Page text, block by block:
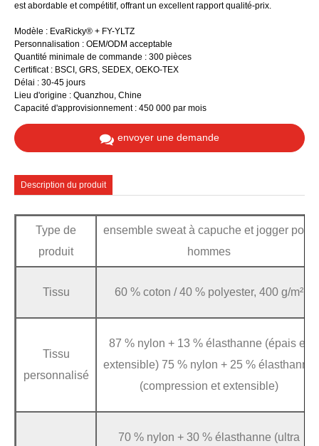
est abordable et compétitif, offrant un excellent rapport qualité-prix.
Modèle : EvaRicky® + FY-YLTZ
Personnalisation : OEM/ODM acceptable
Quantité minimale de commande : 300 pièces
Certificat : BSCI, GRS, SEDEX, OEKO-TEX
Délai : 30-45 jours
Lieu d'origine : Quanzhou, Chine
Capacité d'approvisionnement : 450 000 par mois
envoyer une demande
Description du produit
Type de
produit
ensemble sweat à capuche et jogger pour
hommes
Tissu 60 % coton / 40 % polyester, 400 g/m²
Tissu
personnalisé
87 % nylon + 13 % élasthanne (épais et
extensible) 75 % nylon + 25 % élasthanne
(compression et extensible)
70 % nylon + 30 % élasthanne (ultra